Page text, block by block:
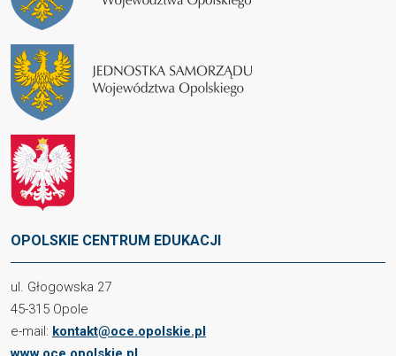
OPOLSKIE CENTRUM EDUKACJI
ul. Głogowska 27
45-315 Opole
e-mail: kontakt@oce.opolskie.pl